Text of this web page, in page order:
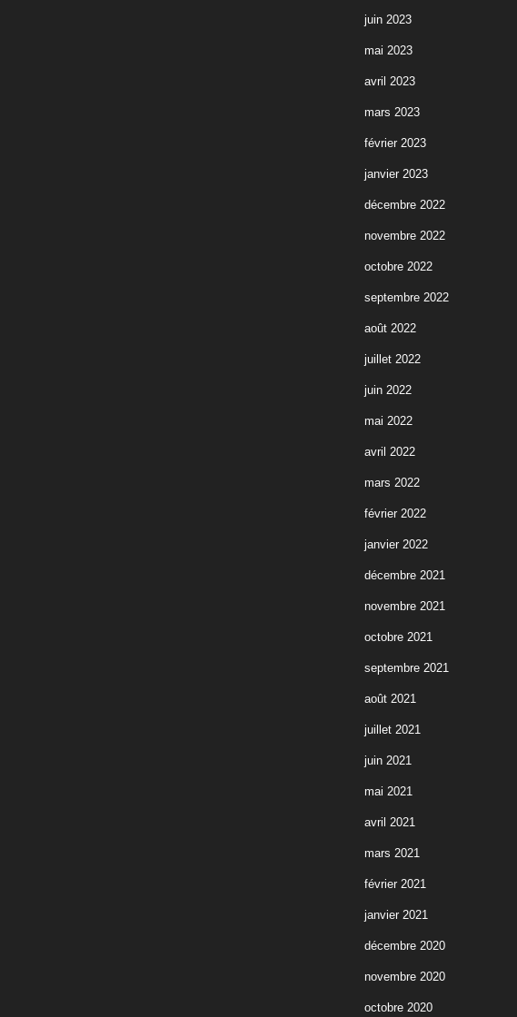
juin 2023
mai 2023
avril 2023
mars 2023
février 2023
janvier 2023
décembre 2022
novembre 2022
octobre 2022
septembre 2022
août 2022
juillet 2022
juin 2022
mai 2022
avril 2022
mars 2022
février 2022
janvier 2022
décembre 2021
novembre 2021
octobre 2021
septembre 2021
août 2021
juillet 2021
juin 2021
mai 2021
avril 2021
mars 2021
février 2021
janvier 2021
décembre 2020
novembre 2020
octobre 2020